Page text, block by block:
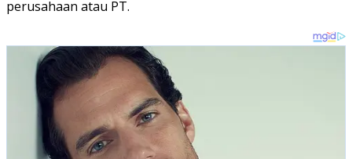
perusahaan atau PT.